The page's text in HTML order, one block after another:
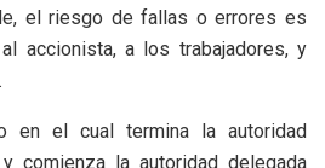
el riesgo de fallas o errores es
accionista, a los trabajadores, y
en el cual termina la autoridad
comienza la autoridad delegada